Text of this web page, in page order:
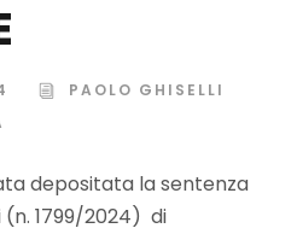
PAOLO GHISELLI
depositata la sentenza
(n. 1799/2024) di